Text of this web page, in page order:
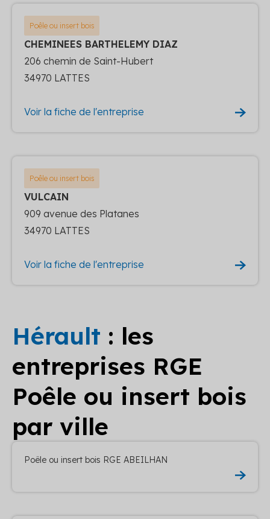
Poêle ou insert bois
CHEMINEES BARTHELEMY DIAZ
206 chemin de Saint-Hubert
34970 LATTES
Voir la fiche de l'entreprise
Poêle ou insert bois
VULCAIN
909 avenue des Platanes
34970 LATTES
Voir la fiche de l'entreprise
Hérault : les
entreprises RGE
Poêle ou insert bois
par ville
Poêle ou insert bois RGE ABEILHAN